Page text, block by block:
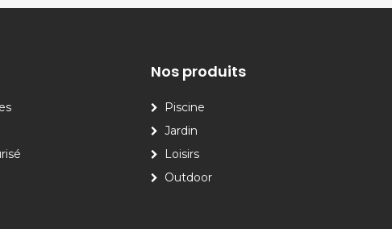
Nos produits
Piscine
Jardin
Loisirs
Outdoor